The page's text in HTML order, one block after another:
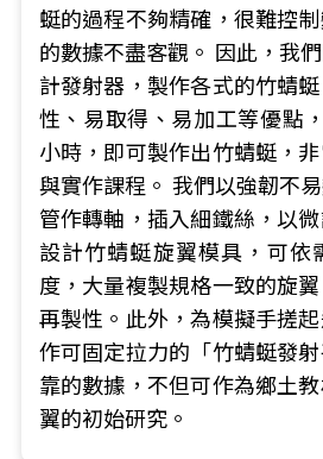
蜓的過程不夠精確，很難控
的數據不盡客觀。 因此，我
計發射器，製作各式的竹蜻
性、易取得、易加工等優點
小時，即可製作出竹蜻蜓，
與實作課程。 我們以強韌不
管作轉軸，插入細鐵絲，以
設計竹蜻蜓旋翼模具，可依
度，大量複製規格一致的旋
再製性。此外，為模擬手搓
作可固定拉力的「竹蜻蜓發
靠的數據，不但可作為鄉土
翼的初始研究。